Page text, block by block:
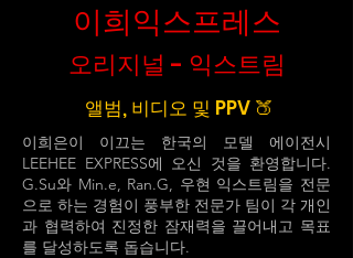
이희익스프레스
오리지널 - 익스트림
앨범, 비디오 및 PPV 🍑
이희은이 이끄는 한국의 모델 에이전시
LEEHEE EXPRESS에 오신 것을 환영합니다.
G.Su와 Min.e, Ran.G, 우현 익스트림을 전문
으로 하는 경험이 풍부한 전문가 팀이 각 개인
과 협력하여 진정한 잠재력을 끌어내고 목표
를 달성하도록 돕습니다.